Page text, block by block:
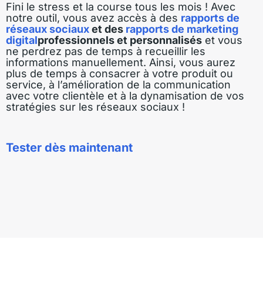
Fini le stress et la course tous les mois ! Avec
notre outil, vous avez accès à des rapports de
réseaux sociauxet des rapports de marketing
digitalprofessionnels et personnalisés et vous
ne perdrez pas de temps à recueillir les
informations manuellement. Ainsi, vous aurez
plus de temps à consacrer à votre produit ou
service, à l’amélioration de la communication
avec votre clientèle et à la dynamisation de vos
stratégies sur les réseaux sociaux !
Tester dès maintenant